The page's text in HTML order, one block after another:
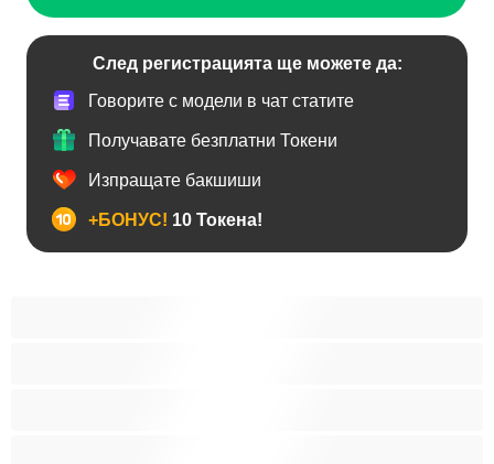
След регистрацията ще можете да:
Говорите с модели в чат статите
Получавате безплатни Токени
Изпращате бакшиши
+БОНУС! 10 Токена!